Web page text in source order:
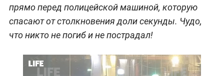
прямо перед полицейской машиной, которую
спасают от столкновения доли секунды. Чудо,
что никто не погиб и не пострадал!